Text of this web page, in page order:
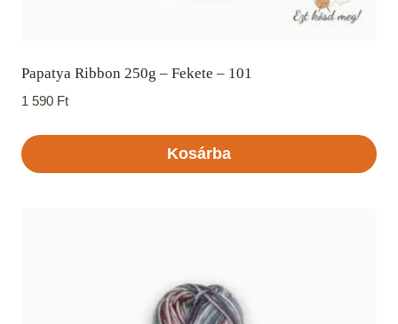
Papatya Ribbon 250g – Fekete – 101
1 590 Ft
Kosárba